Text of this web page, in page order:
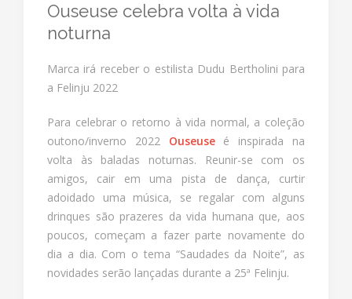
Ouseuse celebra volta à vida
noturna
Marca irá receber o estilista Dudu Bertholini para
a Felinju 2022
Para celebrar o retorno à vida normal, a coleção
outono/inverno 2022 Ouseuse é inspirada na
volta às baladas noturnas. Reunir-se com os
amigos, cair em uma pista de dança, curtir
adoidado uma música, se regalar com alguns
drinques são prazeres da vida humana que, aos
poucos, começam a fazer parte novamente do
dia a dia. Com o tema “Saudades da Noite”, as
novidades serão lançadas durante a 25ª Felinju.